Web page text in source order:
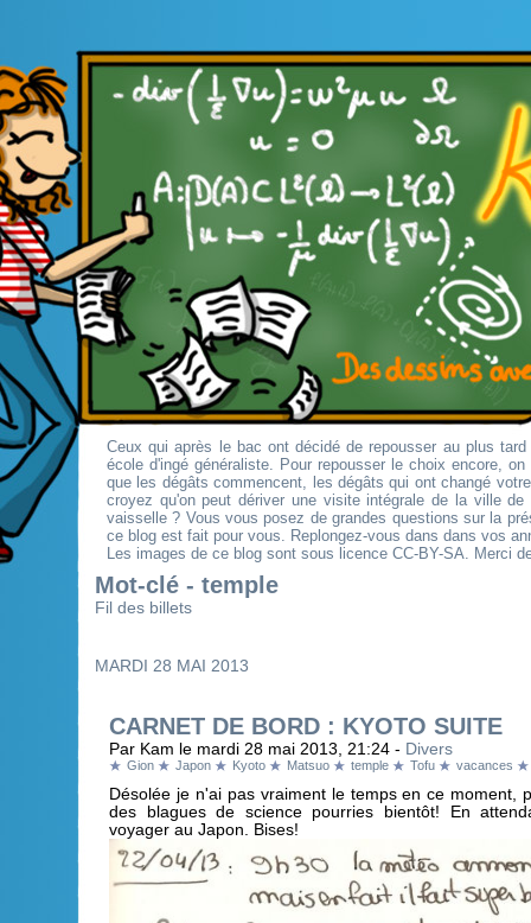
Ceux qui après le bac ont décidé de repousser au plus
école d'ingé généraliste. Pour repousser le choix encore,
que les dégâts commencent, les dégâts qui ont changé
croyez qu'on peut dériver une visite intégrale de la ville
vaisselle ? Vous vous posez de grandes questions sur la
ce blog est fait pour vous. Replongez-vous dans dans vos
Les images de ce blog sont sous licence CC-BY-SA. Merci
Mot-clé - temple
Fil des billets
MARDI 28 MAI 2013
CARNET DE BORD : KYOTO SUITE
Par Kam le mardi 28 mai 2013, 21:24 - Divers
Gion Japon Kyoto Matsuo temple Tofu vacances
Désolée je n'ai pas vraiment le temps en ce moment,
des blagues de science pourries bientôt! En
voyager au Japon. Bises!